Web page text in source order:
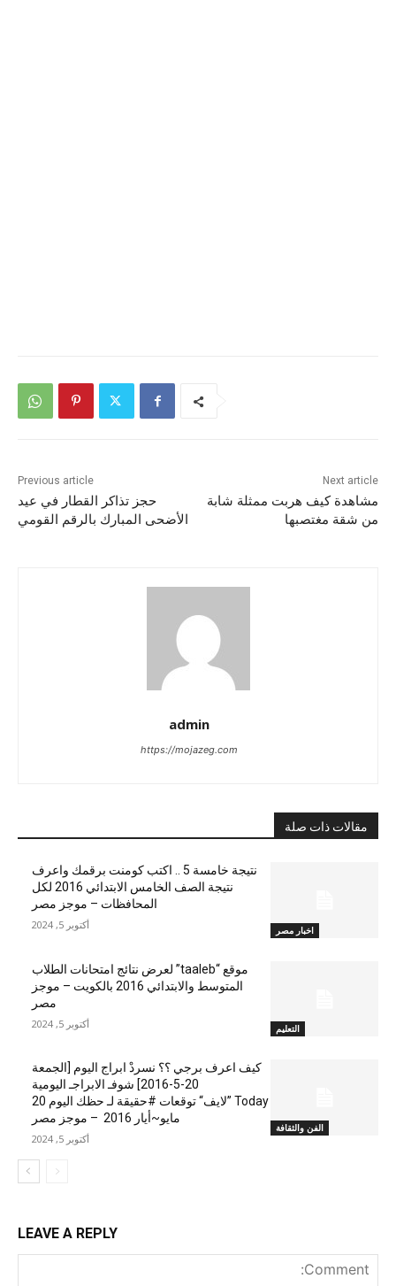
Previous article
حجز تذاكر القطار في عيد
الأضحى المبارك بالرقم القومي
Next article
مشاهدة كيف هربت ممثلة شابة
من شقة مغتصبها
admin
https://mojazeg.com
مقالات ذات صلة
اخبار مصر
نتيجة خامسة 5 .. اكتب كومنت برقمك واعرف
نتيجة الصف الخامس الابتدائي 2016 لكل
المحافظات – موجز مصر
أكتوبر 5, 2024
التعليم
موقع “taaleb” لعرض نتائج امتحانات الطلاب
المتوسط والابتدائي 2016 بالكويت – موجز
مصر
أكتوبر 5, 2024
الفن والثقافة
كيف اعرف برجي ؟؟ نسردْ ابراج اليوم [الجمعة
20-5-2016] شوفـ الابراجـ اليومية
Today ”لايف“ توقعات #حقيقة لـ حظك اليوم 20
مايو~أيار 2016 – موجز مصر
أكتوبر 5, 2024
LEAVE A REPLY